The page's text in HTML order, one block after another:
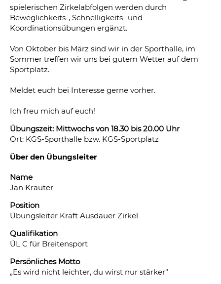
spielerischen Zirkelabfolgen werden durch
Beweglichkeits-, Schnelligkeits- und
Koordinationsübungen ergänzt.
Von Oktober bis März sind wir in der Sporthalle, im
Sommer treffen wir uns bei gutem Wetter auf dem
Sportplatz.
Meldet euch bei Interesse gerne vorher.
Ich freu mich auf euch!
Übungszeit: Mittwochs von 18.30 bis 20.00 Uhr
Ort: KGS-Sporthalle bzw. KGS-Sportplatz
Über den Übungsleiter
Name
Jan Kräuter
Position
Übungsleiter Kraft Ausdauer Zirkel
Qualifikation
ÜL C für Breitensport
Persönliches Motto
„Es wird nicht leichter, du wirst nur stärker“